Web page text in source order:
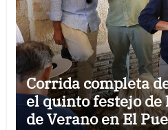
Corrida completa
el quinto festejo de
de Verano en El